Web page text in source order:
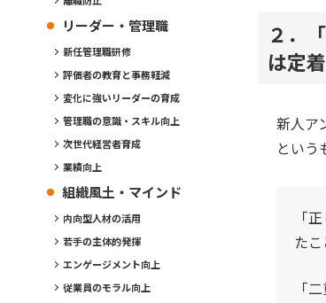
２．
は定
新人ア
という
「
た
「
リーダー・管理職
新任管理職研修
評価者の教育と事務軽減
変化に強いリーダーの育成
管理職の意識・スキル向上
次世代経営者育成
業績向上
組織風土・マインド
内向型人材の活用
若手の主体的発揮
エンゲージメント向上
従業員のモラル向上